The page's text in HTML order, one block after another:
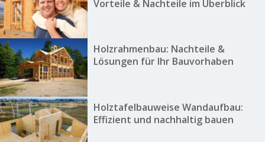
Vorteile & Nachteile im Überblick
Holzrahmenbau: Nachteile &
Lösungen für Ihr Bauvorhaben
Holztafelbauweise Wandaufbau:
Effizient und nachhaltig bauen